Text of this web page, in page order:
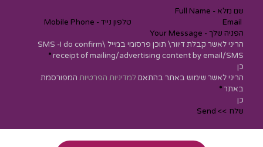
הריני לאשר קבלת דיוור\ תוכן פרסומי במייל \SMS -I do confirm
receipt of mailing/advertising content by email/SMS
*
כן
הריני לאשר שימוש באתר בהתאםלמדיניות הפרטיות המפורסמת
באתר*
כן
שלח >> Send